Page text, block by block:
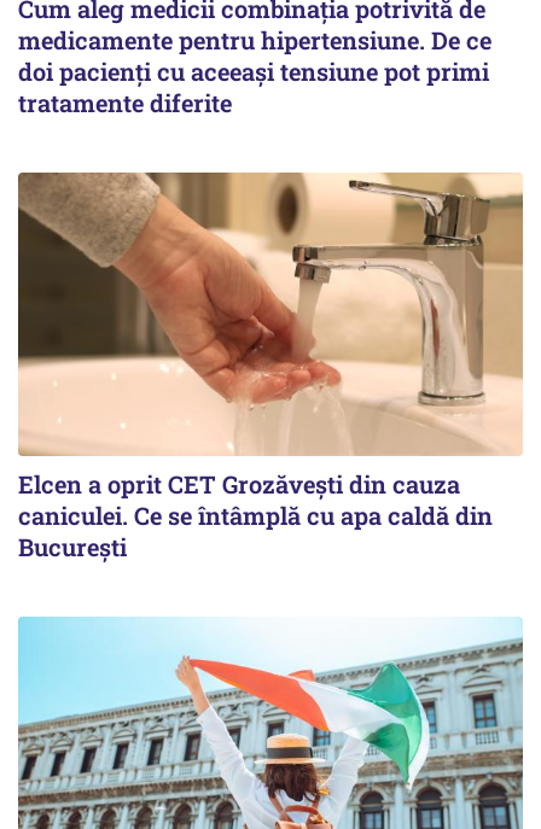
Cum aleg medicii combinația potrivită de
medicamente pentru hipertensiune. De ce
doi pacienți cu aceeași tensiune pot primi
tratamente diferite
Elcen a oprit CET Grozăvești din cauza
caniculei. Ce se întâmplă cu apa caldă din
București